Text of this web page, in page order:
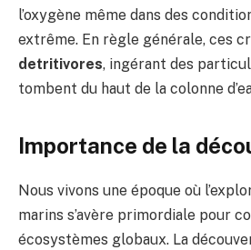
l’oxygène même dans des
extrême. En règle générale, ces
detritivores, ingérant des
tombent du haut de la colonne
Importance de la
Nous vivons une époque où
marins s’avère primordiale pour
écosystèmes globaux. La